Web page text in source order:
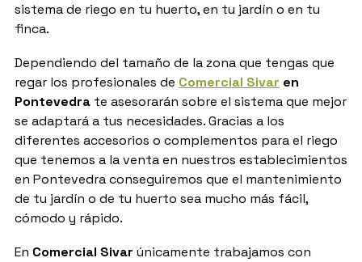
sistema de riego en tu huerto, en tu jardín o en tu
finca.
Dependiendo del tamaño de la zona que tengas que
regar los profesionales de Comercial Sivar en
Pontevedra te asesorarán sobre el sistema que mejor
se adaptará a tus necesidades. Gracias a los
diferentes accesorios o complementos para el riego
que tenemos a la venta en nuestros establecimientos
en Pontevedra conseguiremos que el mantenimiento
de tu jardín o de tu huerto sea mucho más fácil,
cómodo y rápido.
En Comercial Sivar únicamente trabajamos con